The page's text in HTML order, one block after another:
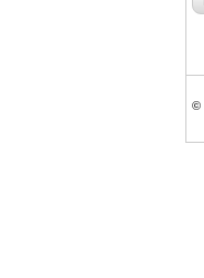
©